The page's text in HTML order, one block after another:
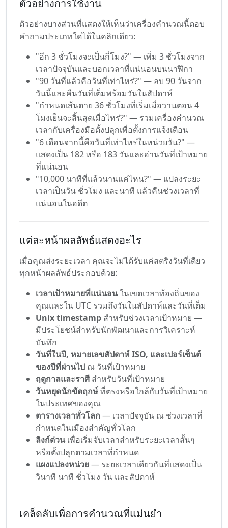
ตัวอย่างการใช้งาน
ตัวอย่างบางส่วนที่แสดงให้เห็นว่าเครื่องคำนวณนี้ตอบ
คำถามประเภทใดได้ในคลิกเดียว:
"อีก 3 ชั่วโมงจะเป็นกี่โมง?" — เพิ่ม 3 ชั่วโมงจาก
เวลาปัจจุบันและบอกเวลาที่แน่นอนบนนาฬิกา
"90 วันที่แล้วคือวันที่เท่าไหร่?" — ลบ 90 วันจาก
วันนี้และคืนวันที่เต็มพร้อมวันในสัปดาห์
"กำหนดเส้นตาย 36 ชั่วโมงที่เริ่มเมื่อวานตอน 4
โมงเย็นจะสิ้นสุดเมื่อไหร่?" — รวมเครื่องคำนวณ
เวลากับเครื่องมือตั้งปลุกเพื่อตั้งการแจ้งเตือน
"6 เดือนจากนี้คือวันที่เท่าไหร่ในหน่วยวัน?" —
แสดงเป็น 182 หรือ 183 วันและอ่านวันที่เป้าหมาย
ที่แน่นอน
"10,000 นาทีที่แล้วนานแค่ไหน?" — แปลงระยะ
เวลาเป็นวัน ชั่วโมง และนาที แล้วคืนช่วงเวลาที่
แน่นอนในอดีต
แต่ละหน้าผลลัพธ์แสดงอะไร
เมื่อคุณส่งระยะเวลา คุณจะไม่ได้รับแค่สตริงวันที่เดียว
ทุกหน้าผลลัพธ์ประกอบด้วย:
เวลาเป้าหมายที่แน่นอนในเขตเวลาท้องถิ่นของ
คุณและใน UTC รวมถึงวันในสัปดาห์และวันที่เต็ม
Unix timestamp สำหรับช่วงเวลาเป้าหมาย —
มีประโยชน์สำหรับนักพัฒนาและการวิเคราะห์
บันทึก
วันที่ในปี, หมายเลขสัปดาห์ ISO, และเปอร์เซ็นต์
ของปีที่ผ่านไป ณ วันที่เป้าหมาย
ฤดูกาลและราศีสำหรับวันที่เป้าหมาย
วันหยุดนักขัตฤกษ์ที่ตรงหรือใกล้กับวันที่เป้าหมาย
ในประเทศของคุณ
ตารางเวลาทั่วโลก — เวลาปัจจุบัน ณ ช่วงเวลาที่
กำหนดในเมืองสำคัญทั่วโลก
ลิงก์ด่วนเพื่อเริ่มจับเวลาสำหรับระยะเวลาสั้นๆ
หรือตั้งปลุกตามเวลาที่กำหนด
แผงแปลงหน่วย— ระยะเวลาเดียวกันที่แสดงเป็น
วินาที นาที ชั่วโมง วัน และสัปดาห์
เคล็ดลับเพื่อการคำนวณที่แม่นยำ